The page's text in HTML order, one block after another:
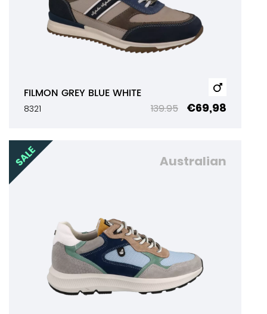
FILMON GREY BLUE WHITE
8321 139.95 €69,98
Australian